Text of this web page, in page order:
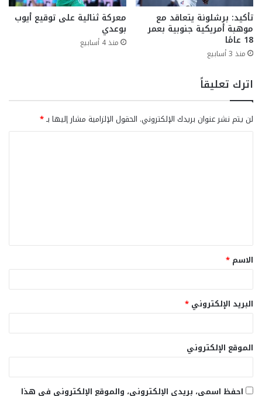
تأكيد: برشلونة يتعاقد مع
موهبة أمريكية جنوبية بعمر
18 عامًا
منذ 3 أسابيع
معركة ثنائية على توقيع أيوب
بوعدي
منذ 4 أسابيع
اترك تعليقاً
لن يتم نشر عنوان بريدك الإلكتروني. الحقول الإلزامية مشار إليها بـ*
ق
*
الاسم *
البريد الإلكتروني *
الموقع الإلكتروني
احفظ اسمي، بريدي الإلكتروني، والموقع الإلكتروني في هذا